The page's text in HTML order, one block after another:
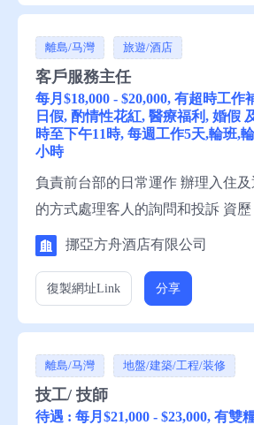
離島/马灣 旅遊/酒店
客戶服務主任
每月$18,000 - $20,000, 有超時工作
日假, 酌情性花紅, 醫療福利, 婚假
時至下午11時, 每週工作5天,輪班,
小時
負責前台部的日常運作 辦理入住
的方式處理客人的詢問和投訴 資
粵語; 一般普通話; 一般英語; 懂讀
司。如要索取收集個人資料聲明 請
挪亞方舟酒店有限公司
復製網址Link 分享
離島/马灣 地盤/建築/工程/装修
技工/ 技師
待遇 : 每月$21,000 - $23,000, 有雙